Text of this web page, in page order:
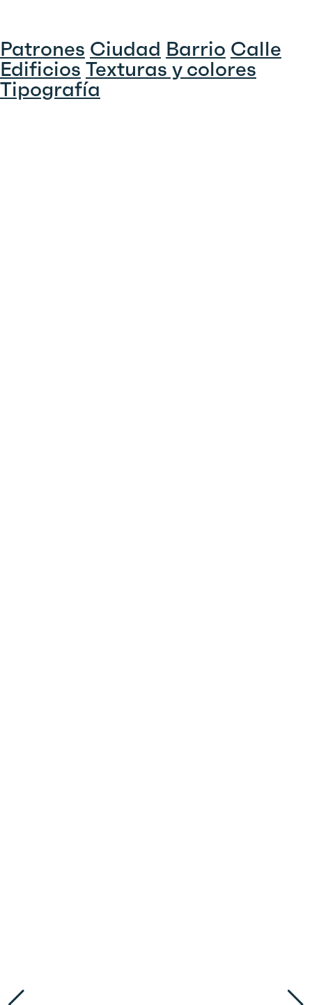
Patrones Ciudad Barrio Calle
Edificios Texturas y colores
Tipografía